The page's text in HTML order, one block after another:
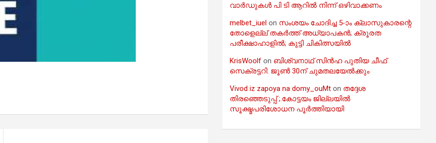
വാർഡുകൾ പി ടി ആറിൽ നിന്ന് ഒഴിവാക്കണം
melbet_iuel on സംശയം ചോദിച്ച 5-ാം ക്ലാസുകാരന്റെ
തോളെല്ല് തകർത്ത് അധ്യാപകൻ; ക്രൂരത
പരീക്ഷാഹാളിൽ; കുട്ടി ചികിത്സയിൽ
KrisWoolf on ബിശ്വനാഥ് സിൻഹ പുതിയ ചീഫ്
സെക്രട്ടറി: ജൂൺ 30ന് ചുമതലയേൽക്കും
Vivod iz zapoya na domy_ouMt on തദ്ദേശ
തിരഞ്ഞെടുപ്പ് ;.കോട്ടയം ജില്ലയിൽ
സൂക്ഷ്മപരിശോധന പൂർത്തിയായി